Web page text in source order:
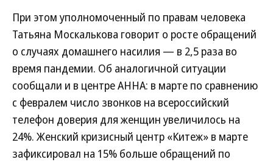
При этом уполномоченный по правам человека
Татьяна Москалькова говорит о росте обращений
о случаях домашнего насилия — в 2,5 раза во
время пандемии. Об аналогичной ситуации
сообщали и в центре АННА: в марте по сравнению
с февралем число звонков на всероссийский
телефон доверия для женщин увеличилось на
24%. Женский кризисный центр «Китеж» в марте
зафиксировал на 15% больше обращений по